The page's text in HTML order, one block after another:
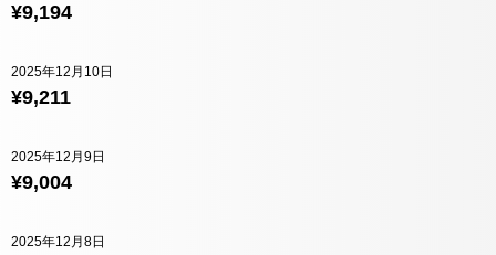
¥9,194
¥9,211
2025年12月10日
¥9,004
2025年12月9日
2025年12月8日